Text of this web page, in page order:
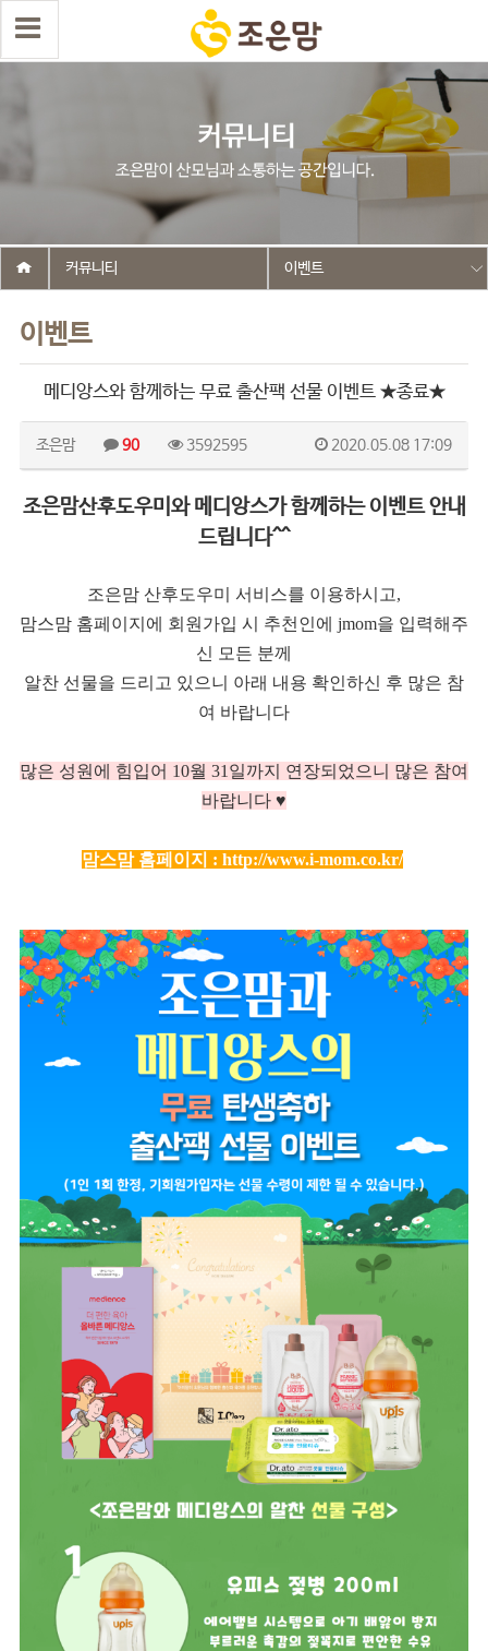
이벤트
커뮤니티 이벤트
메디앙스와 함께하는 무료 출산팩 선물 이벤트 ★종료★
조은맘 90 3592595 2020.05.08 17:09
조은맘산후도우미와 메디앙스가 함께하는 이벤트 안내
드립니다^^
조은맘 산후도우미 서비스를 이용하시고,
맘스맘 홈페이지에 회원가입 시 추천인에 jmom을 입력해주
신 모든 분께
알찬 선물을 드리고 있으니 아래 내용 확인하신 후 많은 참
여 바랍니다
많은 성원에 힘입어 10월 31일까지 연장되었으니 많은 참여
바랍니다 ♥
맘스맘 홈페이지 : http://www.i-mom.co.kr/